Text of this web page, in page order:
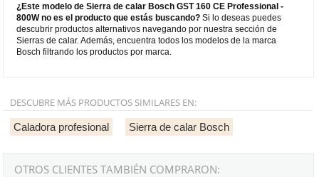
¿Este modelo de Sierra de calar Bosch GST 160 CE Professional -
800W no es el producto que estás buscando? Si lo deseas puedes
descubrir productos alternativos navegando por nuestra sección de
Sierras de calar. Además, encuentra todos los modelos de la marca
Bosch filtrando los productos por marca.
DESCUBRE MÁS PRODUCTOS SIMILARES EN:
Caladora profesional Sierra de calar Bosch
OTROS CLIENTES TAMBIÉN COMPRARON: